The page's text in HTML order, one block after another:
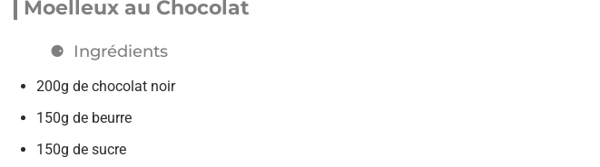
Moelleux au Chocolat
Ingrédients
200g de chocolat noir
150g de beurre
150g de sucre